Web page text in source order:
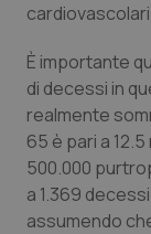
Tumore
Tumore
Tumori
È importante
di decessi in
realmente
65 è pari a
500.000
a 1.369
assumendo